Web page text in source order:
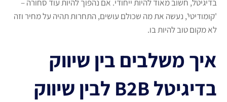
בדיגיטל, חשוב מאוד להיות ייחודי. אם נהפוך להיות עוד סחורה –
'קומודיטי', נעשה את מה שכולם עושים, התחרות תהיה על מחיר וזה
לא מקום טוב להיות בו.
איך משלבים בין שיווק
בדיגיטל B2B לבין שיווק